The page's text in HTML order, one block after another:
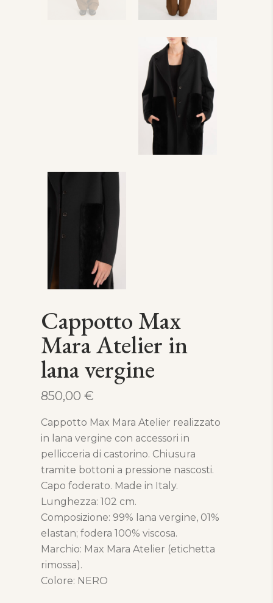
Cappotto Max
Mara Atelier in
lana vergine
850,00 €
Cappotto Max Mara Atelier realizzato
in lana vergine con accessori in
pellicceria di castorino. Chiusura
tramite bottoni a pressione nascosti.
Capo foderato. Made in Italy.
Lunghezza: 102 cm.
Composizione: 99% lana vergine, 01%
elastan; fodera 100% viscosa.
Marchio: Max Mara Atelier (etichetta
rimossa).
Colore: NERO